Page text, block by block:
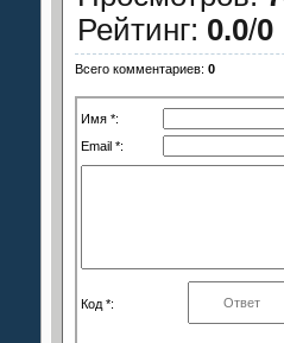
Рейтинг: 0.0/0
Всего комментариев: 0
Имя *:
Email *:
Код *: